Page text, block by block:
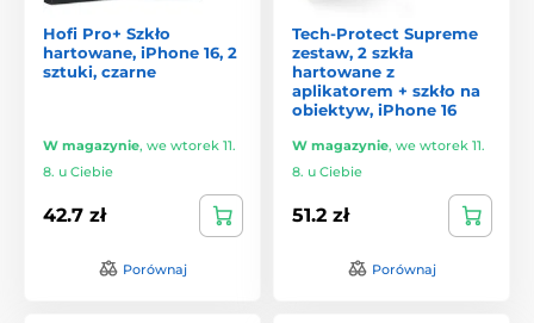
Hofi Pro+ Szkło
hartowane, iPhone 16, 2
sztuki, czarne
W magazynie, we wtorek 11.
8. u Ciebie
42.7 zł
Porównaj
Tech-Protect Supreme
zestaw, 2 szkła
hartowane z
aplikatorem + szkło na
obiektyw, iPhone 16
W magazynie, we wtorek 11.
8. u Ciebie
51.2 zł
Porównaj